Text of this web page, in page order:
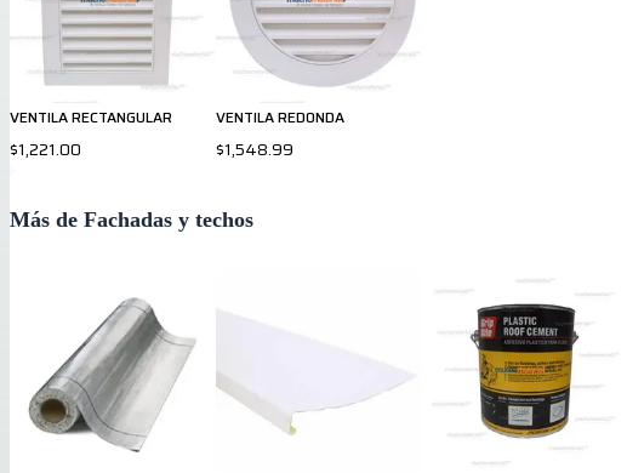
VENTILA RECTANGULAR
$1,221.00
VENTILA REDONDA
$1,548.99
Más de Fachadas y techos